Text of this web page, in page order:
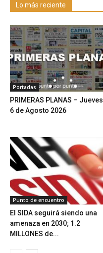
Lo más reciente
Portadas
PRIMERAS PLANAS – Jueves
6 de Agosto 2026
Punto de encuentro
El SIDA seguirá siendo una
amenaza en 2030; 1.2
MILLONES de...